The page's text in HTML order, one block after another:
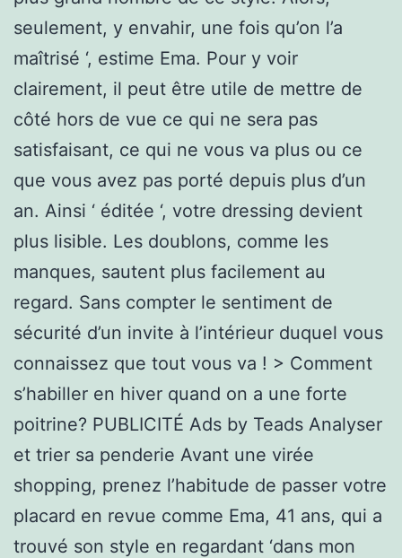
seulement, y envahir, une fois qu’on l’a
maîtrisé ‘, estime Ema. Pour y voir
clairement, il peut être utile de mettre de
côté hors de vue ce qui ne sera pas
satisfaisant, ce qui ne vous va plus ou ce
que vous avez pas porté depuis plus d’un
an. Ainsi ‘ éditée ‘, votre dressing devient
plus lisible. Les doublons, comme les
manques, sautent plus facilement au
regard. Sans compter le sentiment de
sécurité d’un invite à l’intérieur duquel vous
connaissez que tout vous va ! > Comment
s’habiller en hiver quand on a une forte
poitrine? PUBLICITÉ Ads by Teads Analyser
et trier sa penderie Avant une virée
shopping, prenez l’habitude de passer votre
placard en revue comme Ema, 41 ans, qui a
trouvé son style en regardant ‘dans mon